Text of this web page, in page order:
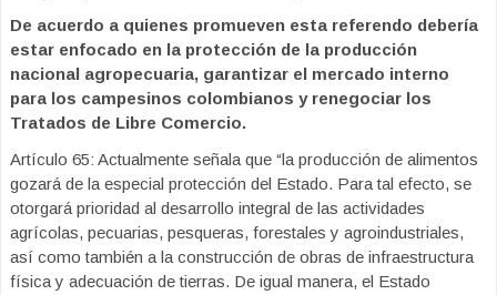
De acuerdo a quienes promueven esta referendo debería
estar enfocado en la protección de la producción
nacional agropecuaria, garantizar el mercado interno
para los campesinos colombianos y renegociar los
Tratados de Libre Comercio.
Artículo 65: Actualmente señala que “la producción de alimentos
gozará de la especial protección del Estado. Para tal efecto, se
otorgará prioridad al desarrollo integral de las actividades
agrícolas, pecuarias, pesqueras, forestales y agroindustriales,
así como también a la construcción de obras de infraestructura
física y adecuación de tierras. De igual manera, el Estado